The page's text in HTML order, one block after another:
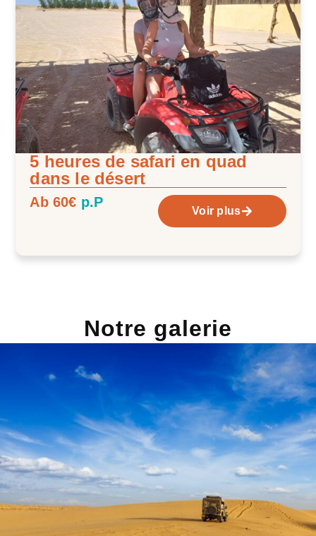
5 heures de safari en quad
dans le désert
Ab 60€ p.P
Voir plus
Notre galerie